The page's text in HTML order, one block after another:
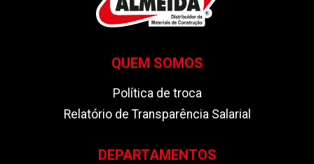
QUEM SOMOS
Política de troca
Relatório de Transparência Salarial
DEPARTAMENTOS